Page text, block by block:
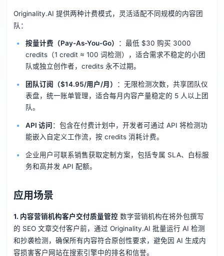
Originality.AI 提供两种计费模式，灵活适配不同规模的内容团
队：
按量计费（Pay-As-You-Go）
：最低 $30 购买 3000
credits（1 credit ≈ 100 词检测），适合需求不稳定的小团
队或独立创作者，credits 永不过期。
团队订阅（$14.95/用户/月）
：无限检测次数，共享团队仪
表盘，统一账单管理，适合每月内容产量稳定的 5 人以上团
队。
API 访问 ：包含在付费计划中，开发者可通过 API 将检测功
能嵌入自定义工作流，按 credits 消耗计费。
企业用户可联系销售获取定制方案，包括专属 SLA、白标服
务和高并发 API 配额。
应用场景
1. 内容营销机构客户交付质量管控 数字营销机构在将外包撰写
的 SEO 文章交付客户前，通过 Originality.AI 批量运行 AI 检测
和抄袭检测，确保所有内容符合原创性要求，避免因 AI 生成内
容损害客户网站在搜索引擎中的排名和信誉。